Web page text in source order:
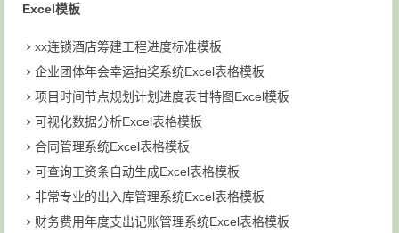
Excel模板
xx连锁酒店筹建工程进度标准模板
企业团体年会幸运抽奖系统Excel表格模板
项目时间节点规划计划进度表甘特图Excel模板
可视化数据分析Excel表格模板
合同管理系统Excel表格模板
可查询工资条自动生成Excel表格模板
非常专业的出入库管理系统Excel表格模板
财务费用年度支出记账管理系统Excel表格模板